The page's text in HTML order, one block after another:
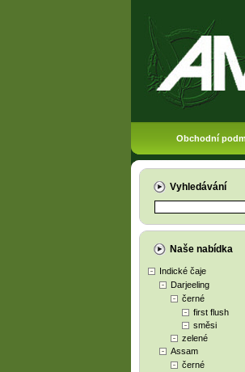
Obchodní
Vyhledávání
Naše nabídka
Indické čaje
Darjeeling
černé
first flush
směsi
zelené
Assam
černé